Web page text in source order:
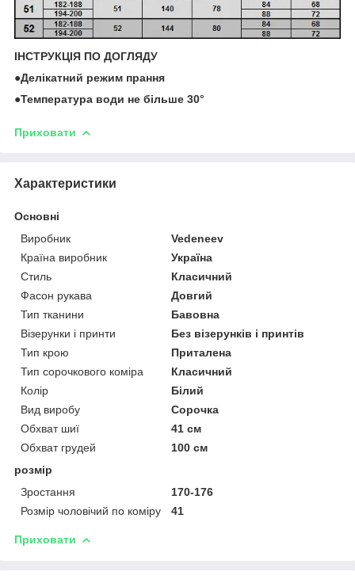
ІНСТРУКЦІЯ ПО ДОГЛЯДУ
●Делікатний режим прання
●Температура води не більше 30°
Приховати
Характеристики
Основні
Виробник
Vedeneev
Країна виробник
Україна
Стиль
Класичний
Фасон рукава
Довгий
Тип тканини
Бавовна
Візерунки і принти
Без візерунків і принтів
Тип крою
Приталена
Тип сорочкового коміра
Класичний
Колір
Білий
Вид виробу
Сорочка
Обхват шиї
41 см
Обхват грудей
100 см
розмір
Зростання
170-176
Розмір чоловічий по коміру
41
Приховати